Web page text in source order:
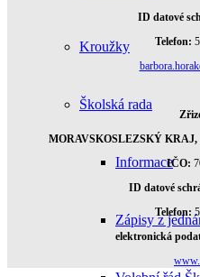
Kroužky
Školská rada
Informace
Zápisy z
ID datové
Telefon:
MORAVSKOSLEZSKÝ KRAJ,
IČO:
ID datové
Telefon:
elektronická